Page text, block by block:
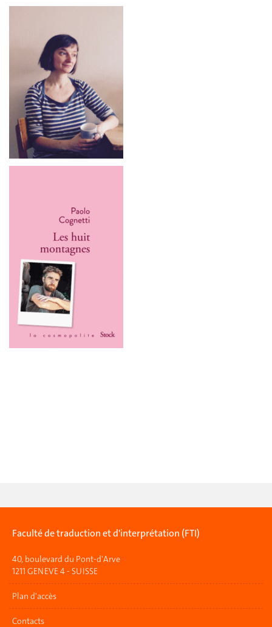
Faculté de traduction et d'interprétation (FTI)
40, boulevard du Pont-d'Arve
1211 GENEVE 4 - SUISSE
Plan d'accès
Contacts